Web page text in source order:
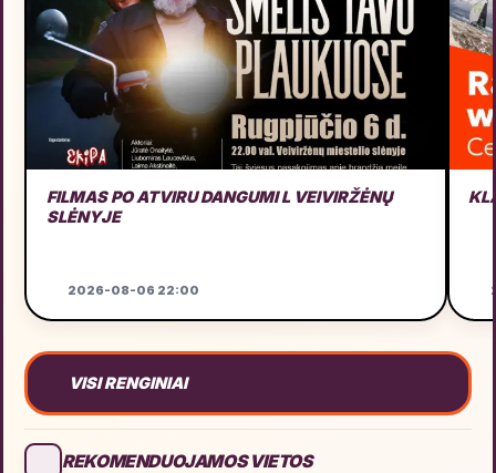
FILMAS PO ATVIRU DANGUMI L VEIVIRŽĖNŲ
SLĖNYJE
2026-08-06 22:00
VISI RENGINIAI
REKOMENDUOJAMOS VIETOS